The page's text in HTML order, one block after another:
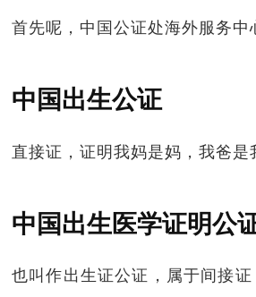
首先呢，中国公证处海外服务中
中国出生公证
直接证，证明我妈是妈，我爸是
中国出生医学证明公
也叫作出生证公证，属于间接